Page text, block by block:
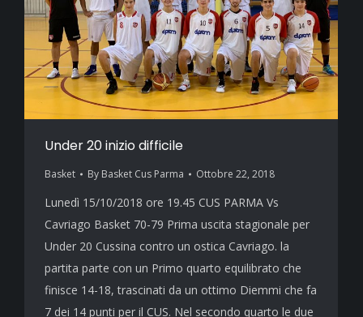
Under 20 inizio difficile
Basket By Basket Cus Parma Ottobre 22, 2018
Lunedì 15/10/2018 ore 19.45 CUS PARMA Vs
Cavriago Basket 70-79 Prima uscita stagionale per
Under 20 Cussina contro un ostica Cavriago. la
partita parte con un Primo quarto equilibrato che
finisce 14-18, trascinati da un ottimo Diemmi che fa
7 dei 14 punti per il CUS. Nel secondo quarto le due